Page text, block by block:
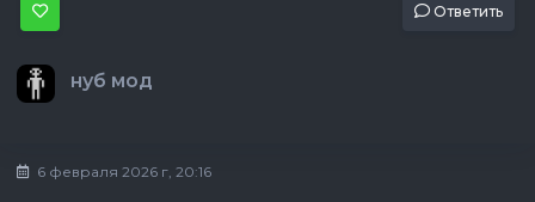
Ответить
нуб мод
6 февраля 2026 г, 20:16